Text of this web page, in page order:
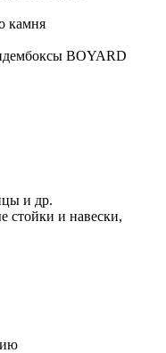
камня
BOYARD
и др.
стойки и навески,